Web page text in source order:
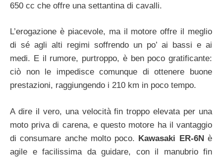
650 cc che offre una settantina di cavalli.
L’erogazione è piacevole, ma il motore offre il meglio
di sé agli alti regimi soffrendo un po’ ai bassi e ai
medi. E il rumore, purtroppo, è ben poco gratificante:
ciò non le impedisce comunque di ottenere buone
prestazioni, raggiungendo i 210 km in poco tempo.
A dire il vero, una velocità fin troppo elevata per una
moto priva di carena, e questo motore ha il vantaggio
di consumare anche molto poco. Kawasaki ER-6Nè
agile e facilissima da guidare, con il manubrio fin